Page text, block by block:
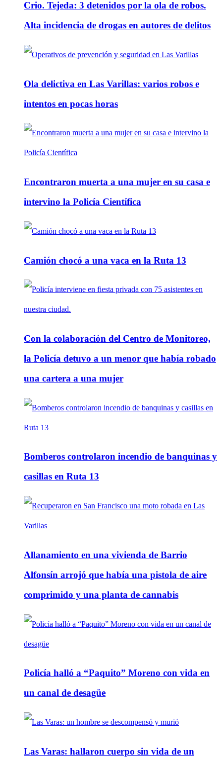
Crio. Tejeda: 3 detenidos por la ola de robos.
Alta incidencia de drogas en autores de delitos
Ola delictiva en Las Varillas: varios robos e
intentos en pocas horas
Encontraron muerta a una mujer en su casa e
intervino la Policía Científica
Camión chocó a una vaca en la Ruta 13
Con la colaboración del Centro de Monitoreo,
la Policía detuvo a un menor que había robado
una cartera a una mujer
Bomberos controlaron incendio de banquinas y
casillas en Ruta 13
Allanamiento en una vivienda de Barrio
Alfonsín arrojó que había una pistola de aire
comprimido y una planta de cannabis
Policía halló a “Paquito” Moreno con vida en
un canal de desagüe
Las Varas: hallaron cuerpo sin vida de un